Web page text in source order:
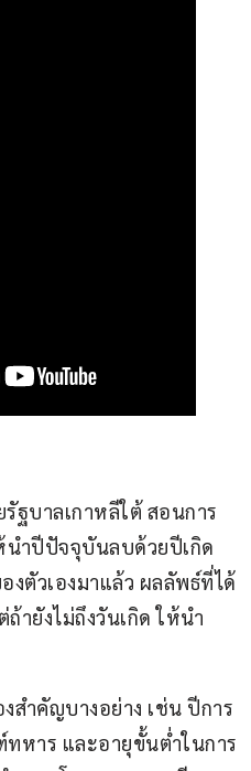
ฐบาลเกาหลีใต้ สอนการ
ำปีปัจจุบันลบด้วยปีเกิด
งตัวเองมาแล้ว ผลลัพธ์ที่ได้
ายังไม่ถึงวันเกิด ให้นำ
สำคัญบางอย่าง เช่น ปีการ
หาร และอายุขั้นต่ำในการ